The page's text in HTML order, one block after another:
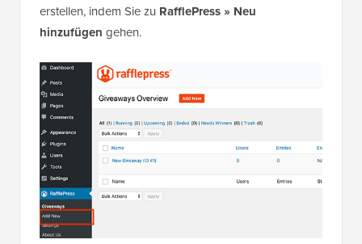
erstellen, indem Sie zu RafflePress » Neu
hinzufügen gehen.